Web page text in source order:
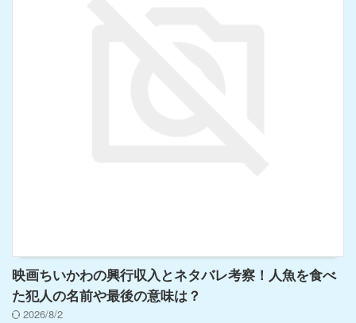
映画ちいかわの興行収入とネタバレ考察！人魚を食べ
た犯人の名前や最後の意味は？
2026/8/2